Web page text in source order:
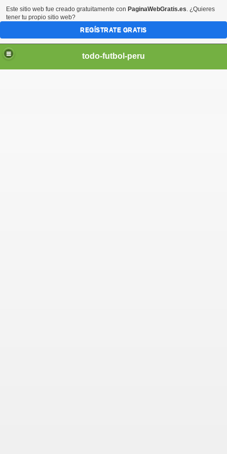
todo-futbol-peru
Este sitio web fue creado gratuitamente con PaginaWebGratis.es. ¿Quieres
tener tu propio sitio web?
REGÍSTRATE GRATIS